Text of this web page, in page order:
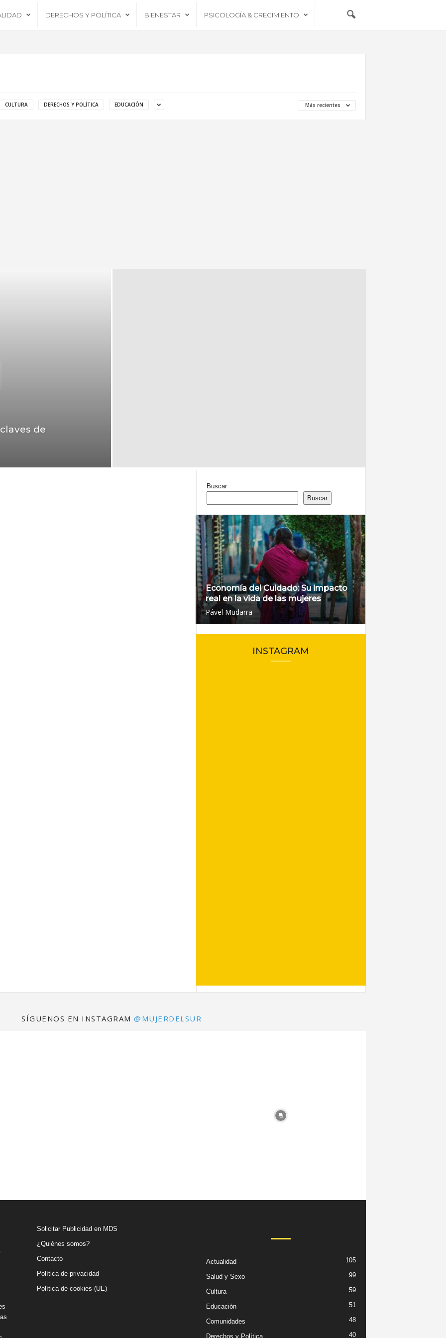
DERECHOS Y POLÍTICA BIENESTAR PSICOLOGÍA & CRECIMIENTO
CULTURA DERECHOS Y POLÍTICA EDUCACIÓN Más recientes
de
Buscar
Buscar
Economía del Cuidado: Su impacto
real en la vida de las mujeres
Pável Mudarra
INSTAGRAM
SÍGUENOS EN INSTAGRAM @MUJERDELSUR
Solicitar Publicidad en MDS
¿Quiénes somos?
Contacto
Política de privacidad
Política de cookies (UE)
Actualidad 105
Salud y Sexo 99
Cultura 59
Educación 51
Comunidades 48
Derechos y Política 40